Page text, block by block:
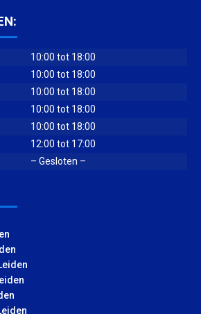
10:00 tot 18:00
10:00 tot 18:00
10:00 tot 18:00
10:00 tot 18:00
10:00 tot 18:00
12:00 tot 17:00
– Gesloten –